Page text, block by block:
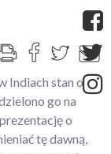
Indiach stan o
go na
o
tę dawną,